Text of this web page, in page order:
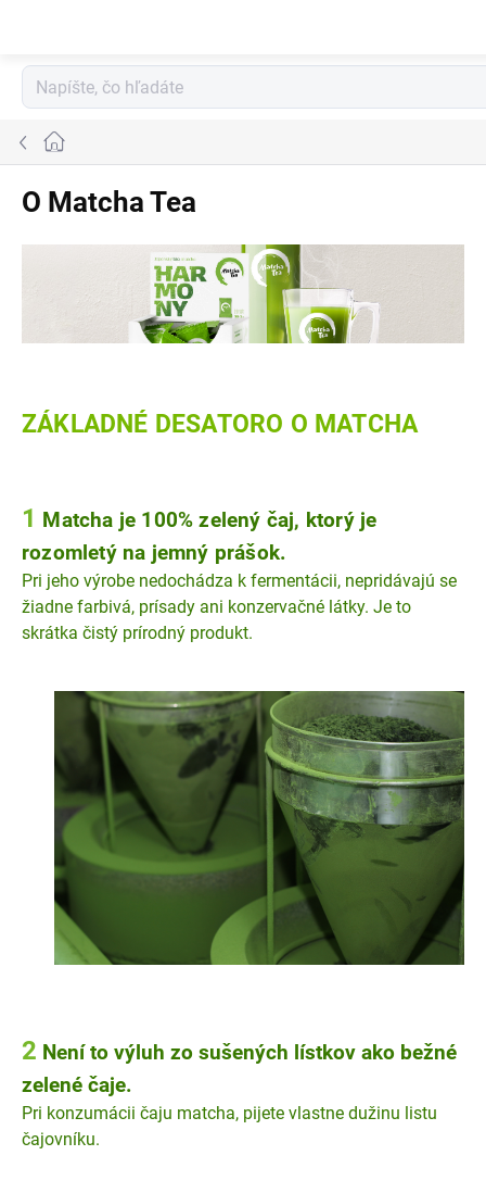
Domov
O Matcha Tea
ZÁKLADNÉ DESATORO O MATCHA
1 Matcha je 100% zelený čaj, ktorý je
rozomletý na jemný prášok.
Pri jeho výrobe nedochádza k fermentácii, nepridávajú se
žiadne farbivá, prísady ani konzervačné látky. Je to
skrátka čistý prírodný produkt.
2 Není to výluh zo sušených lístkov ako bežné
zelené čaje.
Pri konzumácii čaju matcha, pijete vlastne dužinu listu
čajovníku.